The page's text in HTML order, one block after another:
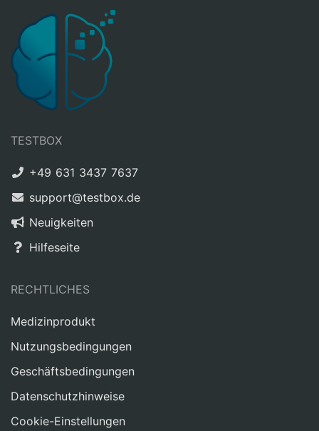
TESTBOX
+49 631 3437 7637
support@testbox.de
Neuigkeiten
Hilfeseite
RECHTLICHES
Medizinprodukt
Nutzungsbedingungen
Geschäftsbedingungen
Datenschutzhinweise
Cookie-Einstellungen